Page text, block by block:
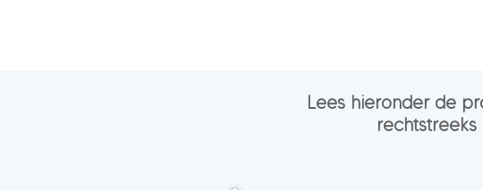
Lees hieronder de